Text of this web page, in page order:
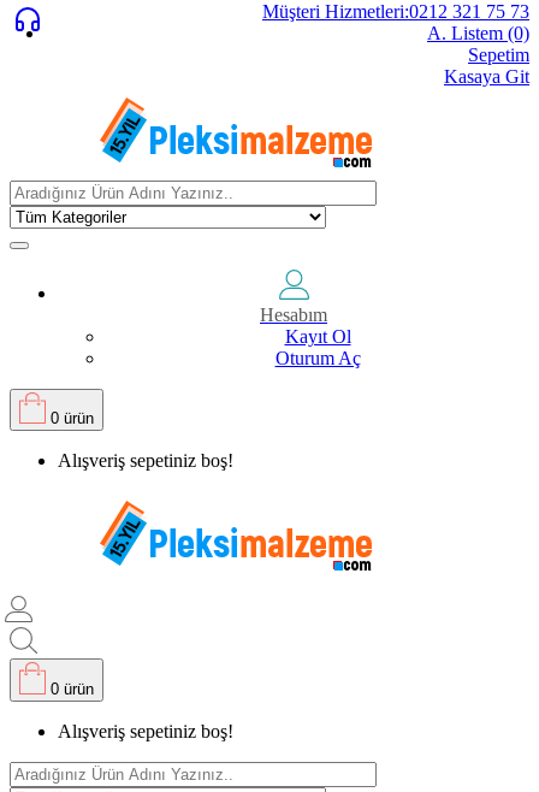
Müşteri Hizmetleri:0212 321 75 73
A. Listem (0)
Sepetim
Kasaya Git
Hesabım
Kayıt Ol
Oturum Aç
0 ürün
Alışveriş sepetiniz boş!
0 ürün
Alışveriş sepetiniz boş!